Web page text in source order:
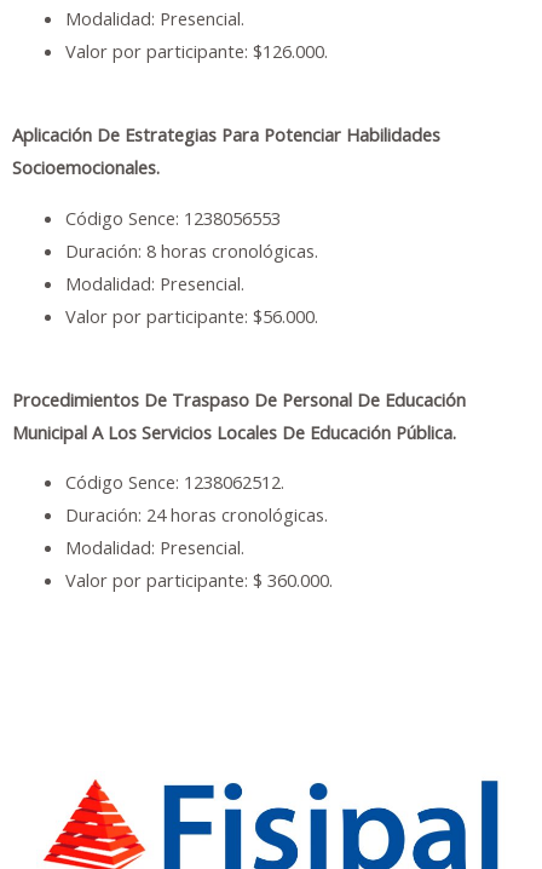
Modalidad: Presencial.
Valor por participante: $126.000.
Aplicación De Estrategias Para Potenciar Habilidades
Socioemocionales.
Código Sence: 1238056553
Duración: 8 horas cronológicas.
Modalidad: Presencial.
Valor por participante: $56.000.
Procedimientos De Traspaso De Personal De Educación
Municipal A Los Servicios Locales De Educación Pública.
Código Sence: 1238062512.
Duración: 24 horas cronológicas.
Modalidad: Presencial.
Valor por participante: $ 360.000.